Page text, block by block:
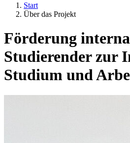
Start
Über das Projekt
Förderung
Studierender zur
Studium und